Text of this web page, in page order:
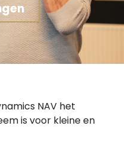
NAV het
is voor kleine en